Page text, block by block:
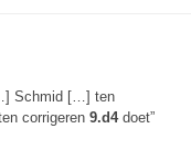
Schmid […] ten
corrigeren 9.d4doet”